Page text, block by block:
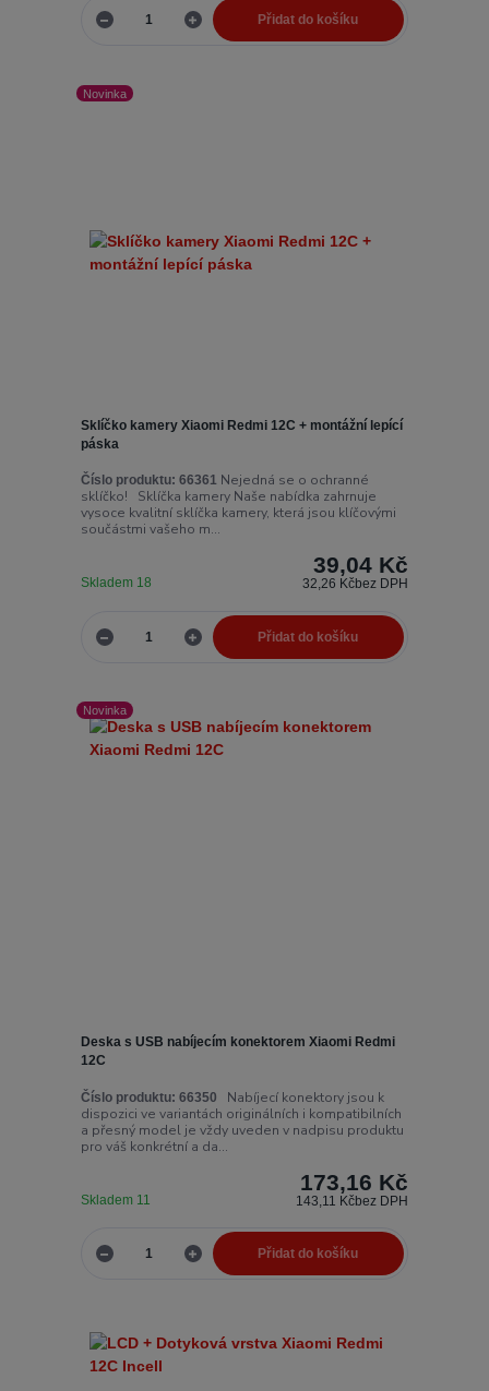
Přidat do košíku
Novinka
Sklíčko kamery Xiaomi Redmi 12C + montážní lepící
páska
Číslo produktu: 66361Nejedná se o ochranné
sklíčko! Sklíčka kamery Naše nabídka zahrnuje
vysoce kvalitní sklíčka kamery, která jsou klíčovými
součástmi vašeho m...
39,04 Kč
32,26 Kčbez DPH
Skladem 18
Přidat do košíku
Novinka
Deska s USB nabíjecím konektorem Xiaomi Redmi
12C
Číslo produktu: 66350
Nabíjecí konektory jsou k
dispozici ve variantách originálních i kompatibilních
a přesný model je vždy uveden v nadpisu produktu
pro váš konkrétní a da...
173,16 Kč
143,11 Kčbez DPH
Skladem 11
Přidat do košíku